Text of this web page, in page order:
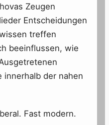
Zeugen
Entscheidungen
treffen
beeinflussen, wie
innerhalb der nahen
Fast modern.